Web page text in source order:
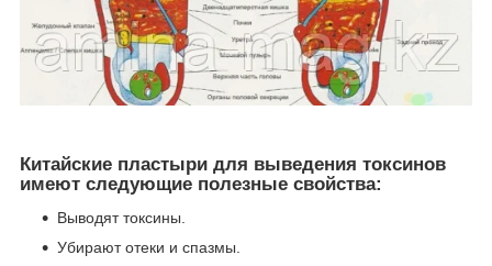
Китайские пластыри для выведения токсинов
имеют следующие полезные свойства:
Выводят токсины.
Убирают отеки и спазмы.